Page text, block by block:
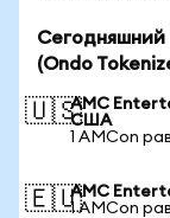
(Ondo
🇺🇸AMC
США
1 AMCon
🇪🇺AMC
1 AMCon